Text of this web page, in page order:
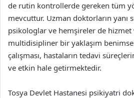
de rutin kontrollerde gereken tüm
mevcuttur. Uzman doktorların yanı
psikologlar ve hemşireler de
multidisipliner bir yaklaşım
çalışması, hastaların tedavi
ve etkin hale getirmektedir.
Tosya Devlet Hastanesi psikiyatri